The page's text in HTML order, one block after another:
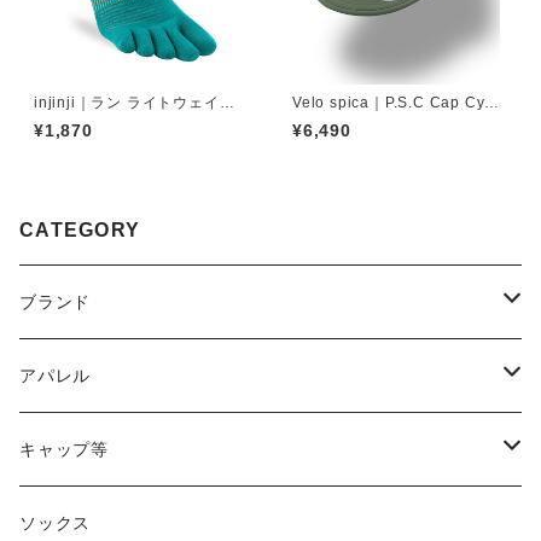
injinji｜ラン ライトウェイト
ノーショー（アトランティ
ス）
¥1,870
Velo spica｜P.S.C Cap Cycli
ng col.Khaki
¥6,490
CATEGORY
ブランド
2XU
acu Products
AILEY
アパレル
トップス
ボトムス
キャップ等
キャップ・ハット
ソックス